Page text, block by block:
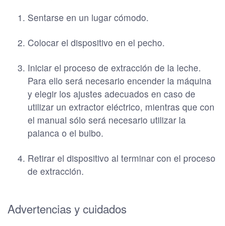
Sentarse en un lugar cómodo.
Colocar el dispositivo en el pecho.
Iniciar el proceso de extracción de la leche.
Para ello será necesario encender la máquina
y elegir los ajustes adecuados en caso de
utilizar un extractor eléctrico, mientras que con
el manual sólo será necesario utilizar la
palanca o el bulbo.
Retirar el dispositivo al terminar con el proceso
de extracción.
Advertencias y cuidados